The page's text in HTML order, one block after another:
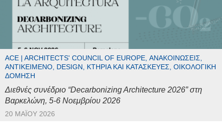
ACE | ARCHITECTS' COUNCIL OF EUROPE, ΑΝΑΚΟΙΝΏΣΕΙΣ,
ΑΝΤΙΚΕΊΜΕΝΟ, DESIGN, ΚΤΉΡΙΑ ΚΑΙ ΚΑΤΑΣΚΕΥΈΣ, ΟΙΚΟΛΟΓΙΚΉ
ΔΌΜΗΣΗ
Διεθνές συνέδριο “Decarbonizing Architecture 2026” στη
Βαρκελώνη, 5-6 Νοεμβρίου 2026
20 ΜΑΪ́ΟΥ 2026